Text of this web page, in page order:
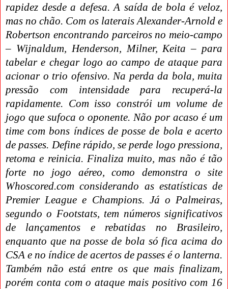
rapidez desde a defesa. A saída de bola é veloz,
mas no chão. Com os laterais Alexander-Arnold e
Robertson encontrando parceiros no meio-campo
– Wijnaldum, Henderson, Milner, Keita – para
tabelar e chegar logo ao campo de ataque para
acionar o trio ofensivo. Na perda da bola, muita
pressão com intensidade para recuperá-la
rapidamente. Com isso constrói um volume de
jogo que sufoca o oponente. Não por acaso é um
time com bons índices de posse de bola e acerto
de passes. Define rápido, se perde logo pressiona,
retoma e reinicia. Finaliza muito, mas não é tão
forte no jogo aéreo, como demonstra o site
Whoscored.com considerando as estatísticas de
Premier League e Champions. Já o Palmeiras,
segundo o Footstats, tem números significativos
de lançamentos e rebatidas no Brasileiro,
enquanto que na posse de bola só fica acima do
CSA e no índice de acertos de passes é o lanterna.
Também não está entre os que mais finalizam,
porém conta com o ataque mais positivo com 16